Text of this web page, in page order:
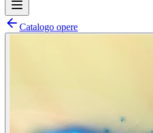
Catalogo opere